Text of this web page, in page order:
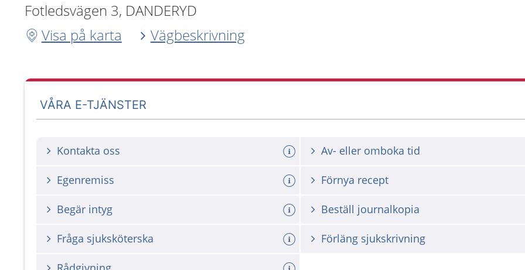
Fotledsvägen 3, DANDERYD
Visa på karta
Vägbeskrivning
VÅRA E-TJÄNSTER
Kontakta oss Av- eller omboka tid
Egenremiss Förnya recept
Begär intyg Beställ journalkopia
Fråga sjuksköterska Förläng sjukskrivning